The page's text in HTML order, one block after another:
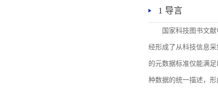
1 导言
国家科技图书文
经形成了从科技信息
的元数据标准仅能满
种数据的统一描述，